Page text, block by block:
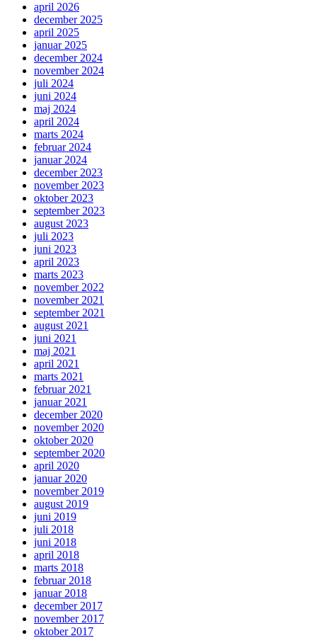
april 2026
december 2025
april 2025
januar 2025
december 2024
november 2024
juli 2024
juni 2024
maj 2024
april 2024
marts 2024
februar 2024
januar 2024
december 2023
november 2023
oktober 2023
september 2023
august 2023
juli 2023
juni 2023
april 2023
marts 2023
november 2022
november 2021
september 2021
august 2021
juni 2021
maj 2021
april 2021
marts 2021
februar 2021
januar 2021
december 2020
november 2020
oktober 2020
september 2020
april 2020
januar 2020
november 2019
august 2019
juni 2019
juli 2018
juni 2018
april 2018
marts 2018
februar 2018
januar 2018
december 2017
november 2017
oktober 2017